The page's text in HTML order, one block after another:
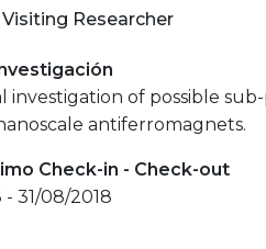
Researcher
investigation of possible
antiferromagnets.
Check-in - Check-out
- 31/08/2018